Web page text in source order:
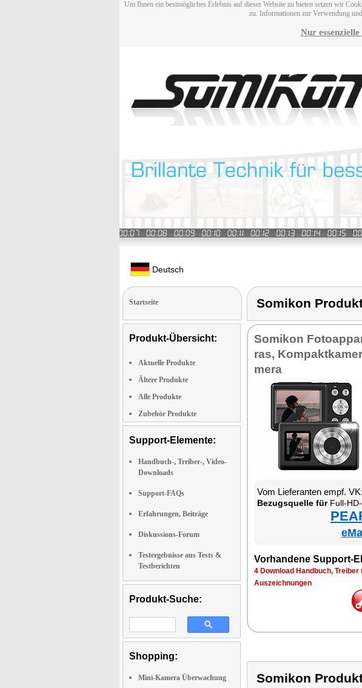
Um Ihnen ein bestmögliches Erlebnis auf dieser Website zu bieten setzen wir
zu. Informationen zur Verwendung
Nur essenzielle
Deutsch
Startseite
Produkt-Übersicht:
Aktuelle Produkte
Ältere Produkte
Alle Produkte
Zubehör Produkte
Support-Elemente:
Handbuch-, Treiber-, Video-
Downloads
Support-FAQs
Erfahrungen, Beiträge
Diskussions-Forum
Testergebnisse aus Tests &
Testberichten
Produkt-Suche:
Shopping:
Mini-Kamera Überwachung
Somikon
So­mi­kon
ras,
me­ra
Vom Lie­fe­ran­ten empf.
Be­zugs­quel­le fürFull-HD-
Vor­han­de­ne Sup­port-
4 Down­load Hand­buch, Trei­ber
Aus­zeich­nun­gen
Somikon